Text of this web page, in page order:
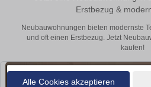
Alle Cookies akzeptieren
Erstbezug &
Neubauwohnungen bieten modernste
und oft einen Erstbezug. Jetzt
kaufen!